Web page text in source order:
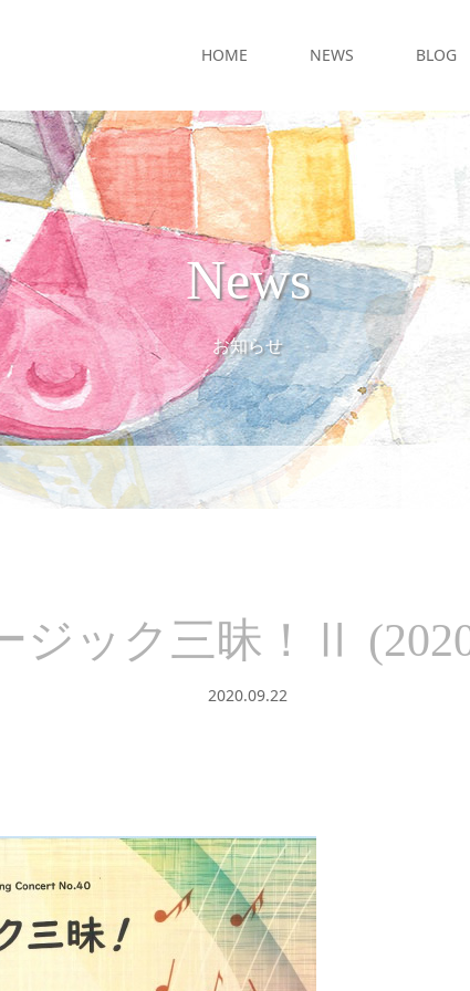
HOME NEWS BLOG
News
お知らせ
ジック三昧！Ⅱ
2020.09.22